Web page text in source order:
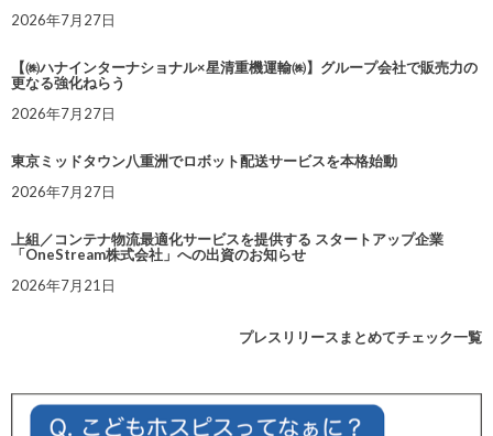
2026年7月27日
【㈱ハナインターナショナル×星清重機運輸㈱】グループ会社で販売力の
更なる強化ねらう
2026年7月27日
東京ミッドタウン八重洲でロボット配送サービスを本格始動
2026年7月27日
上組／コンテナ物流最適化サービスを提供する スタートアップ企業
「OneStream株式会社」への出資のお知らせ
2026年7月21日
プレスリリースまとめてチェック一覧